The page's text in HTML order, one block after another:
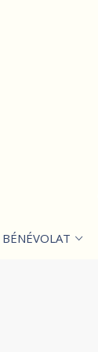
BÉNÉVOLAT